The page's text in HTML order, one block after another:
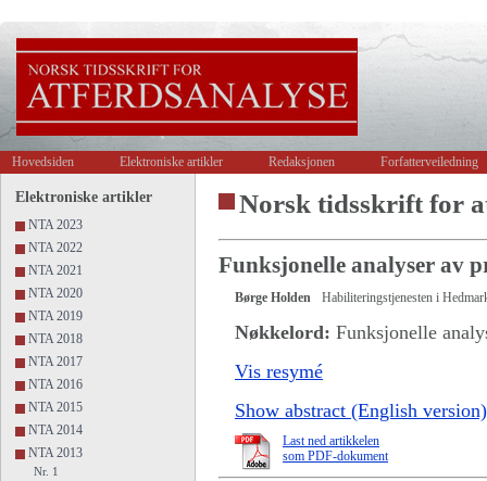
Hovedsiden Elektroniske artikler Redaksjonen Forfatterveiledning
Elektroniske artikler
NTA 2023
NTA 2022
NTA 2021
NTA 2020
NTA 2019
NTA 2018
NTA 2017
NTA 2016
NTA 2015
NTA 2014
NTA 2013
Nr. 1
Norsk tidsskrift for
Funksjonelle analyser av
Børge Holden Habiliteringstjenesten i
Nøkkelord: Funksjonelle
Vis resymé
Show abstract (English version)
Last ned artikkelen
som PDF-dokument